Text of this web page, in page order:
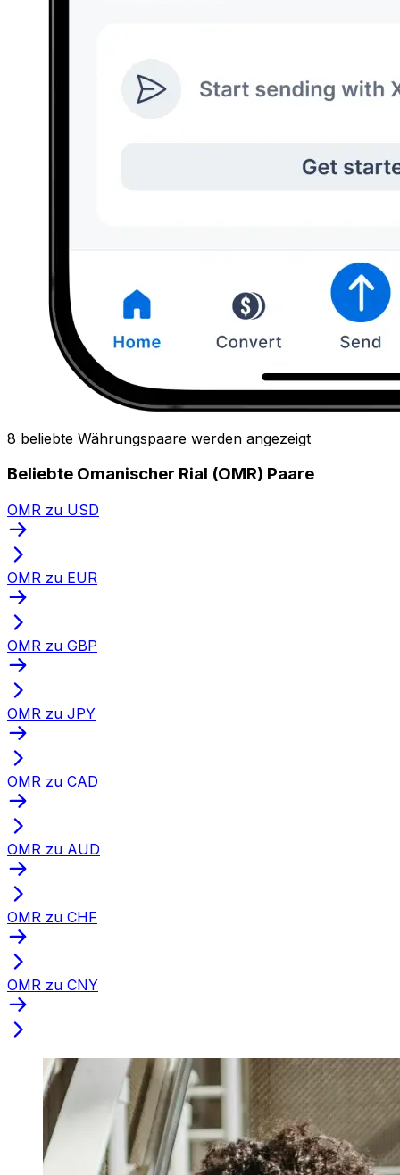
8 beliebte Währungspaare werden angezeigt
Beliebte Omanischer Rial (OMR) Paare
OMR zu USD
OMR zu EUR
OMR zu GBP
OMR zu JPY
OMR zu CAD
OMR zu AUD
OMR zu CHF
OMR zu CNY